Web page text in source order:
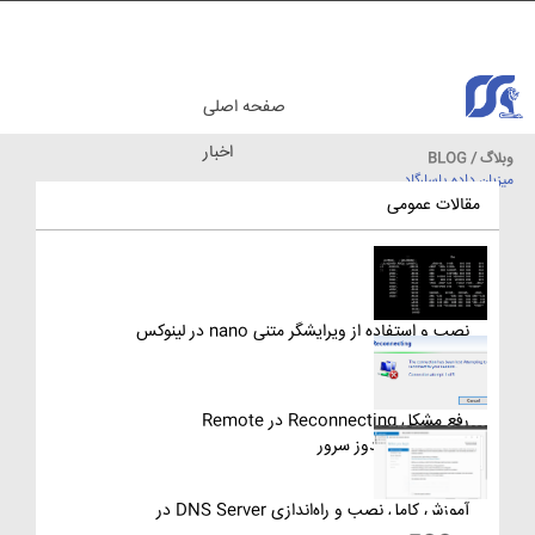
وبلاگ / BLOG
میزبان داده پاسارگاد
صفحه اصلی
اخبار
مقالات عمومی
نصب و استفاده از ویرایشگر متنی nano در لینوکس
رفع مشکل Reconnecting در Remote
Desktop ویندوز سرور
آموزش کامل نصب و راه‌اندازی DNS Server در